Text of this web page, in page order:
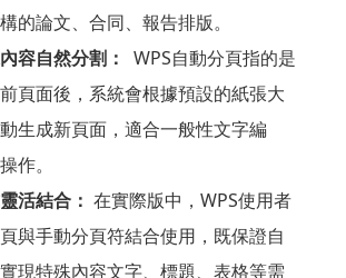
的論文、合同、報告排版。
容自然分割：
WPS自動分頁指的是
頁面後，系統會根據預設的紙張大
生成新頁面，適合一般性文字編
作。
活結合： 在實際版中，WPS使用者
與手動分頁符結合使用，既保證自
現特殊內容文字、標題、表格等需